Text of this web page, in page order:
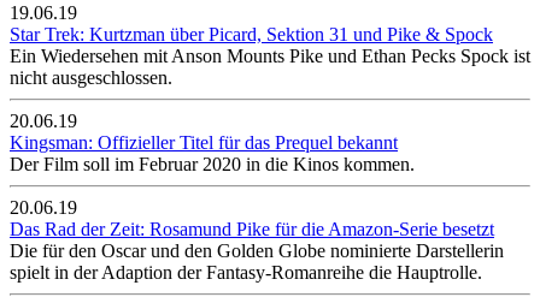
19.06.19
Star Trek: Kurtzman über Picard, Sektion 31 und Pike & Spock
Ein Wiedersehen mit Anson Mounts Pike und Ethan Pecks Spock ist
nicht ausgeschlossen.
20.06.19
Kingsman: Offizieller Titel für das Prequel bekannt
Der Film soll im Februar 2020 in die Kinos kommen.
20.06.19
Das Rad der Zeit: Rosamund Pike für die Amazon-Serie besetzt
Die für den Oscar und den Golden Globe nominierte Darstellerin
spielt in der Adaption der Fantasy-Romanreihe die Hauptrolle.